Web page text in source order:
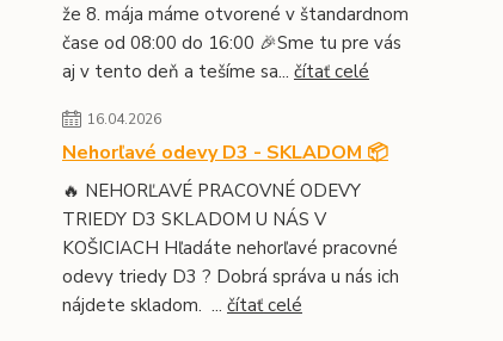
že 8. mája máme otvorené v štandardnom
čase od 08:00 do 16:00 🎉Sme tu pre vás
aj v tento deň a tešíme sa... čítať celé
16.04.2026
Nehorľavé odevy D3 - SKLADOM 📦
🔥 NEHORĽAVÉ PRACOVNÉ ODEVY
TRIEDY D3 SKLADOM U NÁS V
KOŠICIACH Hľadáte nehorľavé pracovné
odevy triedy D3 ? Dobrá správa u nás ich
nájdete skladom. ... čítať celé